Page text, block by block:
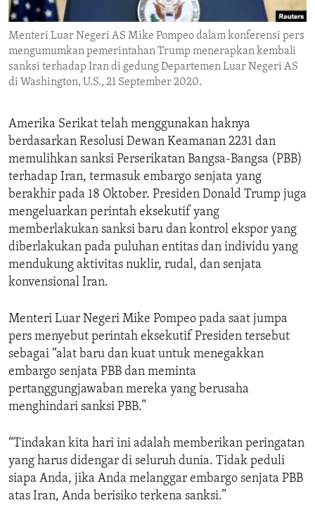
ENVIRONMENT AND HEALTH
IDEALS AND INSTITUTIONS
Menteri Luar Negeri AS Mike Pompeo dalam konferensi pers
mengumumkan pemerintahan Trump menerapkan kembali
sanksi terhadap Iran di gedung Departemen Luar Negeri AS
di Washington, U.S., 21 September 2020.
Amerika Serikat telah menggunakan haknya
berdasarkan Resolusi Dewan Keamanan 2231 dan
memulihkan sanksi Perserikatan Bangsa-Bangsa (PBB)
terhadap Iran, termasuk embargo senjata yang
berakhir pada 18 Oktober. Presiden Donald Trump juga
mengeluarkan perintah eksekutif yang
memberlakukan sanksi baru dan kontrol ekspor yang
diberlakukan pada puluhan entitas dan individu yang
mendukung aktivitas nuklir, rudal, dan senjata
konvensional Iran.
Menteri Luar Negeri Mike Pompeo pada saat jumpa
pers menyebut perintah eksekutif Presiden tersebut
sebagai “alat baru dan kuat untuk menegakkan
embargo senjata PBB dan meminta
pertanggungjawaban mereka yang berusaha
menghindari sanksi PBB.”
“Tindakan kita hari ini adalah memberikan peringatan
yang harus didengar di seluruh dunia. Tidak peduli
siapa Anda, jika Anda melanggar embargo senjata PBB
atas Iran, Anda berisiko terkena sanksi.”